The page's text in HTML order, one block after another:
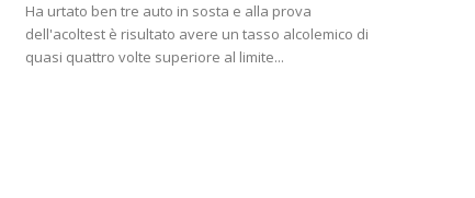
Ha urtato ben tre auto in sosta e alla prova
dell'acoltest è risultato avere un tasso alcolemico di
quasi quattro volte superiore al limite...